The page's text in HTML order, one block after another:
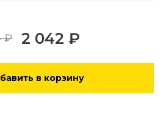
₽ 2 042 ₽
в корзину